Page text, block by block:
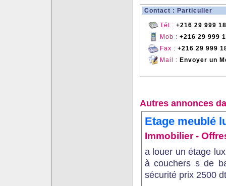
Contact : Particulier
Tél : +216 29 999
Mob : +216 29 999
Fax : +216 29 999
Mail : Envoyer un
Autres annonces
Etage meublé
Immobilier -
a louer un étage
à couchers s de
sécurité prix 2500